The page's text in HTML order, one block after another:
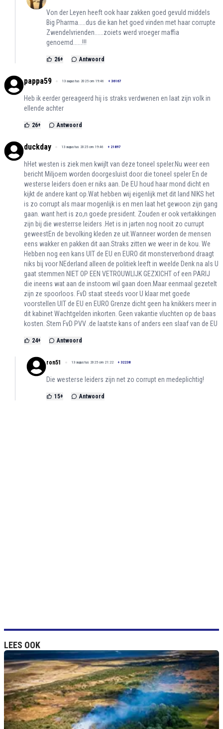
Von der Leyen heeft ook haar zakken goed gevuld middels
Big Pharma.....dus die kan het goed vinden met haar corrupte
Zwendelvrienden......zoiets werd vroeger maffia
genoemd......!!!
26+ Antwoord
pappa59 13 augustus 2025 om 19:46 + 36167
Heb ik eerder gereageerd hij is straks verdwenen en laat zijn volk in
ellende achter
26+ Antwoord
duckday 13 augustus 2025 om 19:46 + 21897
hHet westen is ziek men kwijlt van deze toneel speler.Nu weer een
bericht Miljoem worden doorgesluist door die toneel speler En de
westerse leiders doen er niks aan. De EU houd haar mond dicht en
kijkt de andere kant op.Wat hebben wij eigenlijk met dit land NIKS het
is zo corrupt als maar mogenlijk is en men laat het gewoon zijn gang
gaan. want hert is zo,n goede president. Zouden er ook vertakkingen
zijn bij die westerrse leiders .Het is in jarten nog nooit zo currupt
geweestEn de bevolking kleden ze uit.Wanneer worden de mensen
eens wakker en pakken dit aan.Straks zitten we weer in de kou. We
Hebben nog een kans UIT de EU en EURO dit monsterverbond draagt
niks bij voor NEderland alleen de politiek leeft in weelde Denk na als U
gaat stemmen NIET OP EEN VETROUWLIJK GEZXICHT of een PARIJ
die ineens wat aan de instoom wil gaan doen.Maar eenmaal gezetelt
zijn ze spoorloos. FvD staat steeds voor U klaar met goede
voorstellen UIT de EU en EURO Grenze dicht geen ha knikkers meer in
dit kabinet Wachtgelden inkorten. Geen vakantie vluchten op de baas
kosten. Stem FvD PVV .de laatste kans of anders een slaaf van de EU
24+ Antwoord
ron51 13 augustus 2025 om 21:22 + 32238
Die westerse leiders zijn net zo corrupt en medeplichtig!
15+ Antwoord
LEES OOK